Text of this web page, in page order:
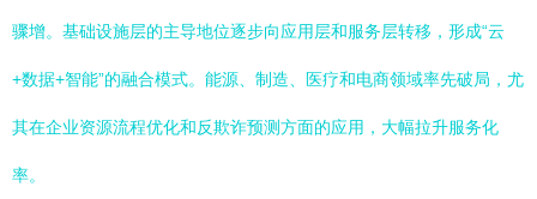
骤增。基础设施层的主导地位逐步向应用层和服务层转移，形成“云
+数据+智能”的融合模式。能源、制造、医疗和电商领域率先破局，尤
其在企业资源流程优化和反欺诈预测方面的应用，大幅拉升服务化
率。